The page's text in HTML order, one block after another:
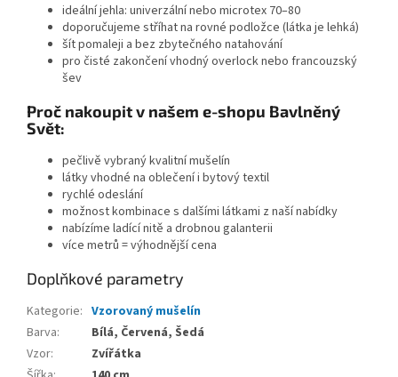
ideální jehla: univerzální nebo microtex 70–80
doporučujeme stříhat na rovné podložce (látka je lehká)
šít pomaleji a bez zbytečného natahování
pro čisté zakončení vhodný overlock nebo francouzský
šev
Proč nakoupit v našem e-shopu Bavlněný
Svět:
pečlivě vybraný kvalitní mušelín
látky vhodné na oblečení i bytový textil
rychlé odeslání
možnost kombinace s dalšími látkami z naší nabídky
nabízíme ladící nitě a drobnou galanterii
více metrů = výhodnější cena
Doplňkové parametry
Kategorie: Vzorovaný mušelín
Barva:
Bílá, Červená, Šedá
Vzor:
Zvířátka